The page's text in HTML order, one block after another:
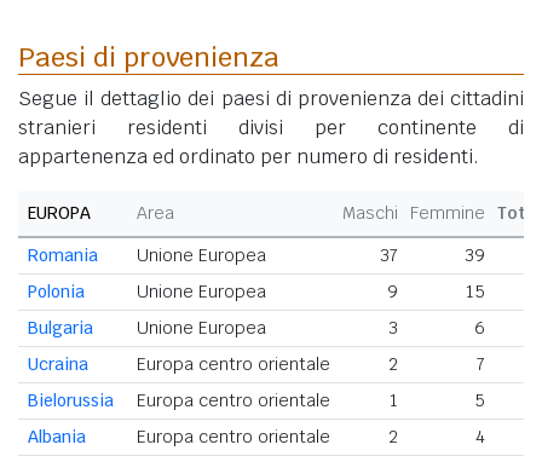
Paesi di provenienza
Segue il dettaglio dei paesi di provenienza dei cittadini
stranieri residenti divisi per continente di
appartenenza ed ordinato per numero di residenti.
EUROPA Area Maschi Femmine
Romania
Unione Europea 37 39
Polonia
Unione Europea 9 15
Bulgaria
Unione Europea 3 6
Ucraina
Europa centro orientale 2 7
Bielorussia
Europa centro orientale 1 5
Albania
Europa centro orientale 2 4